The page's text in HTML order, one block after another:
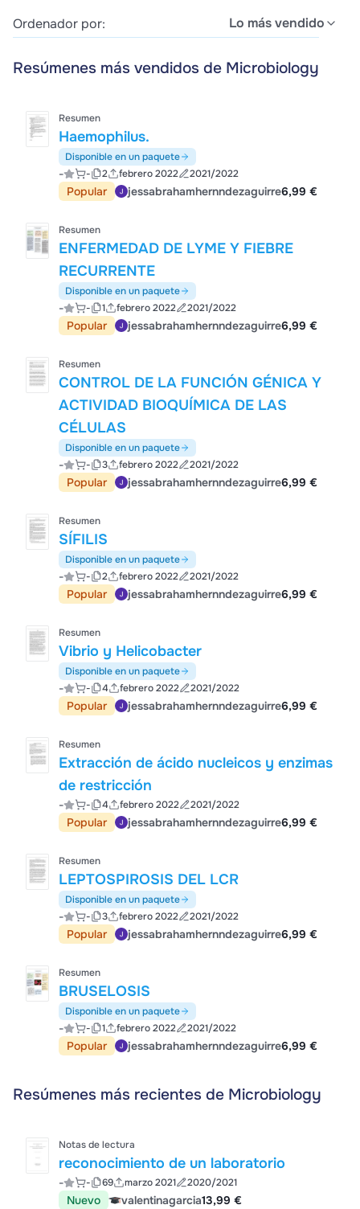
Ordenador por:
Lo más vendido
Resúmenes más vendidos de Microbiology
Resumen
Haemophilus.
Disponible en un paquete
- - 2 febrero 2022 2021/2022
Popular jessabrahamhernndezaguirre6,99 €
Resumen
ENFERMEDAD DE LYME Y FIEBRE
RECURRENTE
Disponible en un paquete
- - 1 febrero 2022 2021/2022
Popular jessabrahamhernndezaguirre6,99 €
Resumen
CONTROL DE LA FUNCIÓN GÉNICA Y
ACTIVIDAD BIOQUÍMICA DE LAS
CÉLULAS
Disponible en un paquete
- - 3 febrero 2022 2021/2022
Popular jessabrahamhernndezaguirre6,99 €
Resumen
SÍFILIS
Disponible en un paquete
- - 2 febrero 2022 2021/2022
Popular jessabrahamhernndezaguirre6,99 €
Resumen
Vibrio y Helicobacter
Disponible en un paquete
- - 4 febrero 2022 2021/2022
Popular jessabrahamhernndezaguirre6,99 €
Resumen
Extracción de ácido nucleicos y enzimas
de restricción
- - 4 febrero 2022 2021/2022
Popular jessabrahamhernndezaguirre6,99 €
Resumen
LEPTOSPIROSIS DEL LCR
Disponible en un paquete
- - 3 febrero 2022 2021/2022
Popular jessabrahamhernndezaguirre6,99 €
Resumen
BRUSELOSIS
Disponible en un paquete
- - 1 febrero 2022 2021/2022
Popular jessabrahamhernndezaguirre6,99 €
Resúmenes más recientes de Microbiology
Notas de lectura
reconocimiento de un laboratorio
- - 69 marzo 2021 2020/2021
Nuevo valentinagarcia13,99 €